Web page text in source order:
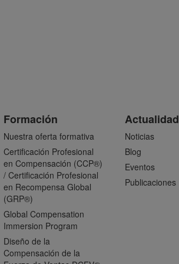
Formación
Nuestra oferta formativa
Certificación Profesional
en Compensación (CCP®)
/ Certificación Profesional
en Recompensa Global
(GRP®)
Global Compensation
Immersion Program
Diseño de la
Compensación de la
Actualidad
Noticias
Blog
Eventos
Publicaciones